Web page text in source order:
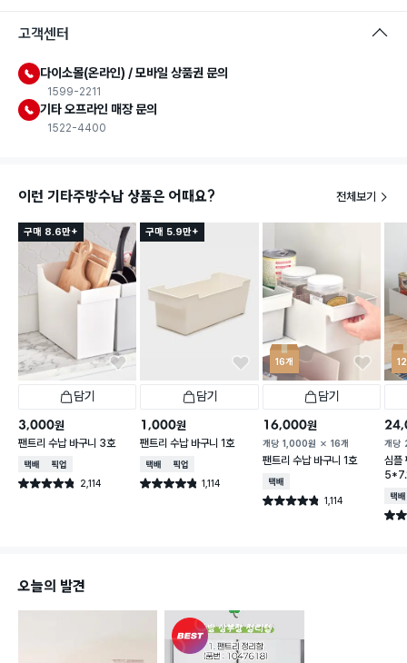
고객센터
다이소몰(온라인) / 모바일 상품권 문의
1599-2211
기타 오프라인 매장 문의
1522-4400
이런 기타주방수납 상품은 어때요? 전체보기
구매 8.6만+
담기
3,000원
팬트리 수납 바구니 3호
택배배송매장픽업
별점 4.8점 2,114
건 작성
구매 5.9만+
담기
1,000원
팬트리 수납 바구니 1호
택배배송매장픽업
별점 4.8점 1,114
건 작성
16개
담기
16,000원
개당 1,000원 16개
팬트리 수납 바구니 1호
택배배송
별점 4.8점 1,114
건 작성
개당
심플
택배
별점
오늘의 발견